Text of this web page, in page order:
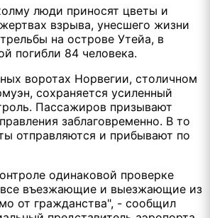
люди приносят цветы и
взрыва, унесшего жизни
на острове Утейа, в
погибли 84 человека.
воротах Норвегии, столичном
сохраняется усиленный
Пассажиров призывают
заблаговременно. В то
отправляются и прибывают по
одинаковой проверке
все въезжающие и выезжающие из
от гражданства", - сообщил